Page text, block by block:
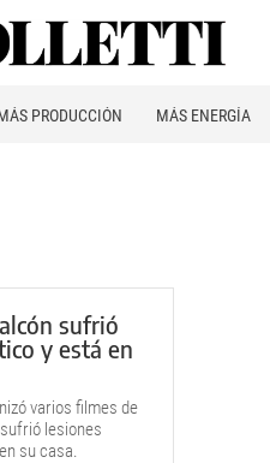
PRODUCCIÓN MÁS ENERGÍA
sufrió
y está en
varios filmes de
lesiones
su casa.